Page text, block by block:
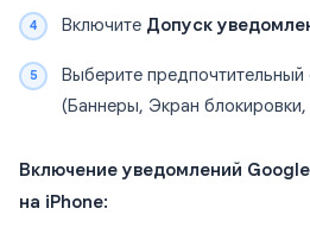
Включите Допуск
Выберите
(Баннеры, Экран
Включение уведомлений
на iPhone: